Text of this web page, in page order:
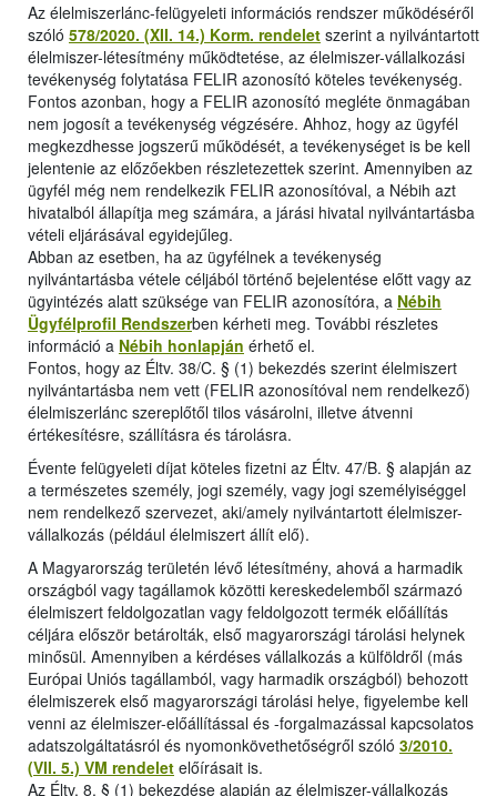
Az élelmiszerlánc-felügyeleti információs rendszer működéséről
szóló 578/2020. (XII. 14.) Korm. rendelet szerint a nyilvántartott
élelmiszer-létesítmény működtetése, az élelmiszer-vállalkozási
tevékenység folytatása FELIR azonosító köteles tevékenység.
Fontos azonban, hogy a FELIR azonosító megléte önmagában
nem jogosít a tevékenység végzésére. Ahhoz, hogy az ügyfél
megkezdhesse jogszerű működését, a tevékenységet is be kell
jelentenie az előzőekben részletezettek szerint. Amennyiben az
ügyfél még nem rendelkezik FELIR azonosítóval, a Nébih azt
hivatalból állapítja meg számára, a járási hivatal nyilvántartásba
vételi eljárásával egyidejűleg.
Abban az esetben, ha az ügyfélnek a tevékenység
nyilvántartásba vétele céljából történő bejelentése előtt vagy az
ügyintézés alatt szüksége van FELIR azonosítóra, a Nébih
Ügyfélprofil Rendszerben kérheti meg. További részletes
információ a Nébih honlapján érhető el.
Fontos, hogy az Éltv. 38/C. § (1) bekezdés szerint élelmiszert
nyilvántartásba nem vett (FELIR azonosítóval nem rendelkező)
élelmiszerlánc szereplőtől tilos vásárolni, illetve átvenni
értékesítésre, szállításra és tárolásra.
Évente felügyeleti díjat köteles fizetni az Éltv. 47/B. § alapján az
a természetes személy, jogi személy, vagy jogi személyiséggel
nem rendelkező szervezet, aki/amely nyilvántartott élelmiszer-
vállalkozás (például élelmiszert állít elő).
A Magyarország területén lévő létesítmény, ahová a harmadik
országból vagy tagállamok közötti kereskedelemből származó
élelmiszert feldolgozatlan vagy feldolgozott termék előállítás
céljára először betárolták, első magyarországi tárolási helynek
minősül. Amennyiben a kérdéses vállalkozás a külföldről (más
Európai Uniós tagállamból, vagy harmadik országból) behozott
élelmiszerek első magyarországi tárolási helye, figyelembe kell
venni az élelmiszer-előállítással és -forgalmazással kapcsolatos
adatszolgáltatásról és nyomonkövethetőségről szóló 3/2010.
(VII. 5.) VM rendelet előírásait is.
Az Éltv. 8. § (1) bekezdése alapján az élelmiszer-vállalkozás